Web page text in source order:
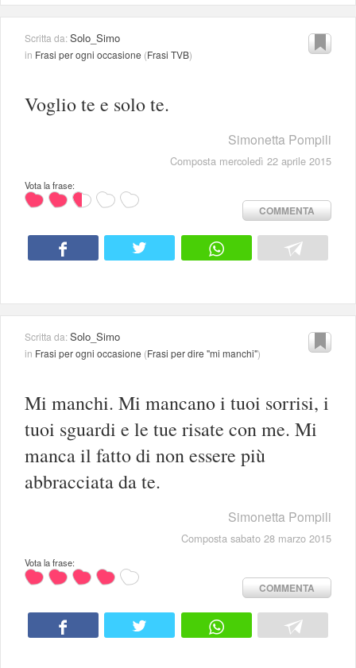
Scritta da:Solo_Simo
in Frasi per ogni occasione (Frasi TVB)
Voglio te e solo te.
Simonetta Pompili
Composta mercoledì 22 aprile 2015
Vota la frase:
COMMENTA
Scritta da:Solo_Simo
in Frasi per ogni occasione (Frasi per dire "mi manchi")
Mi manchi. Mi mancano i tuoi sorrisi, i
tuoi sguardi e le tue risate con me. Mi
manca il fatto di non essere più
abbracciata da te.
Simonetta Pompili
Composta sabato 28 marzo 2015
Vota la frase:
COMMENTA